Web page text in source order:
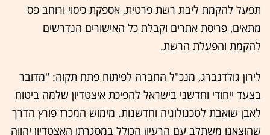
תפעל להקמת ליבת רשת פרטית, אספקת כיסוי ורוחב פס
מתאים, פריסת אתרים וקבלת כל האישורים הנדרשים
להקמת והפעלת הרשת.
לירון גולדנברג, מנכ"ל החברה לפיתוח פתח תקוה: "מדובר
בצעד ייחודי וחדשני בישראל להפיכת איצטדיון שלמה ביטוח
לאבן שואבת לטכנולוגיה וחדשנות. מימוש המכרז פורץ הדרך
שהוצאנו משתלב עם הרעיון הכולל במסגרתו האצטדיון יהווה